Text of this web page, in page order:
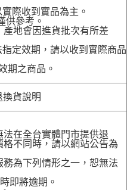
際收到實品為主。
供參考。
地會因進貨批次有所差
定效期，請以收到實際商品
期之商品。
換貨說明
法在全台實體門市提供退
不同時，請以網站公告為
務為下列情形之一，恕無法
即將逾期。